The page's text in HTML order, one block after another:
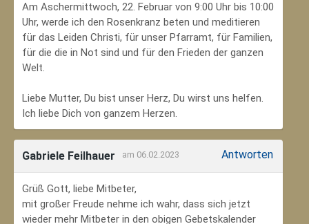
Am Aschermittwoch, 22. Februar von 9:00 Uhr bis 10:00
Uhr, werde ich den Rosenkranz beten und meditieren
für das Leiden Christi, für unser Pfarramt, für Familien,
für die die in Not sind und für den Frieden der ganzen
Welt.
Liebe Mutter, Du bist unser Herz, Du wirst uns helfen.
Ich liebe Dich von ganzem Herzen.
Gabriele Feilhauer am 06.02.2023 Antworten
Grüß Gott, liebe Mitbeter,
mit großer Freude nehme ich wahr, dass sich jetzt
wieder mehr Mitbeter in den obigen Gebetskalender